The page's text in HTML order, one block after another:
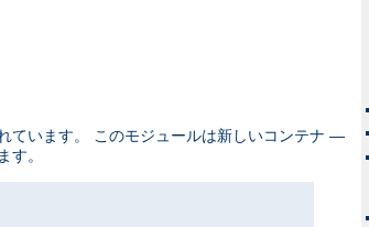
ています。 このモジュールは新しいコンテナ ―
す。